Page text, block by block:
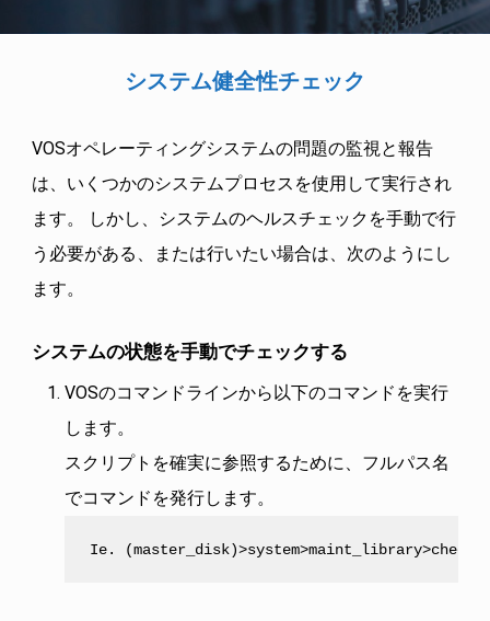
システム健全性チェック
VOSオペレーティングシステムの問題の監視と報告
は、いくつかのシステムプロセスを使用して実行され
ます。 しかし、システムのヘルスチェックを手動で行
う必要がある、または行いたい場合は、次のようにし
ます。
システムの状態を手動でチェックする
VOSのコマンドラインから以下のコマンドを実行
します。
スクリプトを確実に参照するために、フルパス名
でコマンドを発行します。
Ie.